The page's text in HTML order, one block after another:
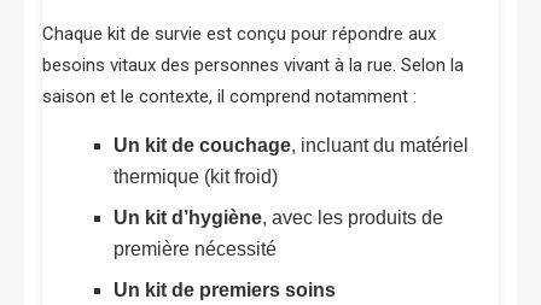
Chaque kit de survie est conçu pour répondre aux
besoins vitaux des personnes vivant à la rue. Selon la
saison et le contexte, il comprend notamment :
Un kit de couchage, incluant du matériel
thermique (kit froid)
Un kit d’hygiène, avec les produits de
première nécessité
Un kit de premiers soins